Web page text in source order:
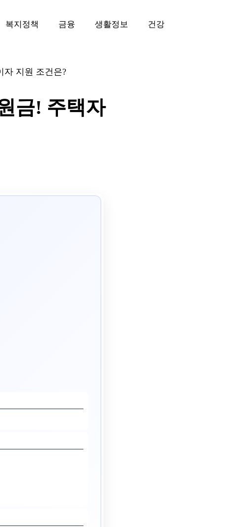
복지정책 금융 생활정보 건강
자 지원 조건은?
금! 주택자